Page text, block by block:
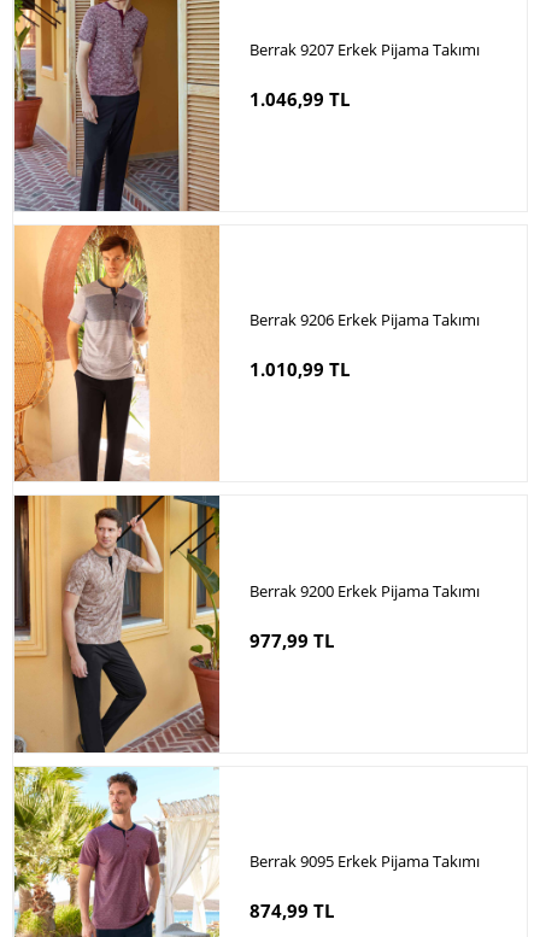
Berrak 9207 Erkek Pijama Takımı
1.046,99 TL
Berrak 9206 Erkek Pijama Takımı
1.010,99 TL
Berrak 9200 Erkek Pijama Takımı
977,99 TL
Berrak 9095 Erkek Pijama Takımı
874,99 TL